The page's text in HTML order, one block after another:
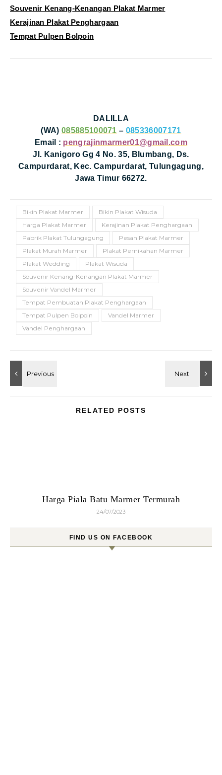
Souvenir Kenang-Kenangan Plakat Marmer
Kerajinan Plakat Penghargaan
Tempat Pulpen Bolpoin
DALILLA
(WA) 085885100071 – 085336007171
Email : pengrajinmarmer01@gmail.com
Jl. Kanigoro Gg 4 No. 35, Blumbang, Ds.
Campurdarat, Kec. Campurdarat, Tulungagung,
Jawa Timur 66272.
Bikin Plakat Marmer
Bikin Plakat Wisuda
Harga Plakat Marmer
Kerajinan Plakat Penghargaan
Pabrik Plakat Tulungagung
Pesan Plakat Marmer
Plakat Murah Marmer
Plakat Pernikahan Marmer
Plakat Wedding
Plakat Wisuda
Souvenir Kenang-Kenangan Plakat Marmer
Souvenir Vandel Marmer
Tempat Pembuatan Plakat Penghargaan
Tempat Pulpen Bolpoin
Vandel Marmer
Vandel Penghargaan
RELATED POSTS
Harga Piala Batu Marmer Termurah
24/07/2023
FIND US ON FACEBOOK